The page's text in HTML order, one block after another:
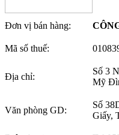
Đơn vị bán hàng:
Mã số thuế:
Địa chỉ:
Số 3
Mỹ
Văn phòng GD:
Số
Giấy,